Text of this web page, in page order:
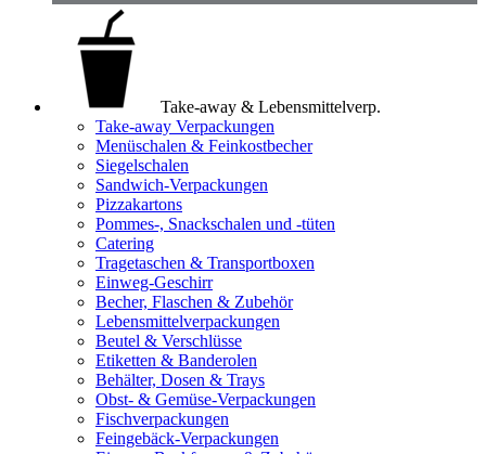
Take-away & Lebensmittelverp.
Take-away Verpackungen
Menüschalen & Feinkostbecher
Siegelschalen
Sandwich-Verpackungen
Pizzakartons
Pommes-, Snackschalen und -tüten
Catering
Tragetaschen & Transportboxen
Einweg-Geschirr
Becher, Flaschen & Zubehör
Lebensmittelverpackungen
Beutel & Verschlüsse
Etiketten & Banderolen
Behälter, Dosen & Trays
Obst- & Gemüse-Verpackungen
Fischverpackungen
Feingebäck-Verpackungen